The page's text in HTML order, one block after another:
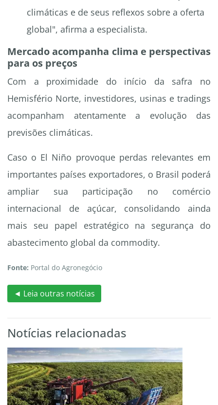
climáticas e de seus reflexos sobre a oferta
global", afirma a especialista.
Mercado acompanha clima e perspectivas
para os preços
Com a proximidade do início da safra no
Hemisfério Norte, investidores, usinas e tradings
acompanham atentamente a evolução das
previsões climáticas.
Caso o El Niño provoque perdas relevantes em
importantes países exportadores, o Brasil poderá
ampliar sua participação no comércio
internacional de açúcar, consolidando ainda
mais seu papel estratégico na segurança do
abastecimento global da commodity.
Fonte: Portal do Agronegócio
◄ Leia outras notícias
Notícias relacionadas